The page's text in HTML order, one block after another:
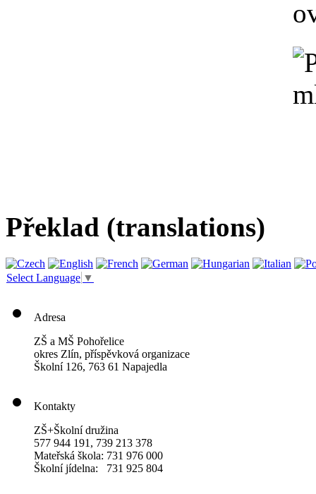
Překlad (translations)
Select Language ▼
Adresa
ZŠ a MŠ Pohořelice
okres Zlín, příspěvková organizace
Školní 126, 763 61 Napajedla
Kontakty
ZŠ+Školní družina
577 944 191, 739 213 378
Mateřská škola: 731 976 000
Školní jídelna: 731 925 804